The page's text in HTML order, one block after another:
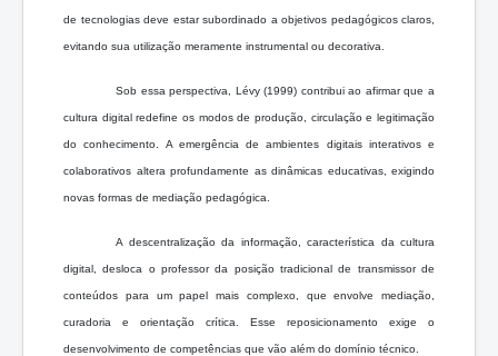
de tecnologias deve estar subordinado a objetivos pedagógicos claros,
evitando sua utilização meramente instrumental ou decorativa.
Sob essa perspectiva, Lévy (1999) contribui ao afirmar que a
cultura digital redefine os modos de produção, circulação e legitimação
do conhecimento. A emergência de ambientes digitais interativos e
colaborativos altera profundamente as dinâmicas educativas, exigindo
novas formas de mediação pedagógica.
A descentralização da informação, característica da cultura
digital, desloca o professor da posição tradicional de transmissor de
conteúdos para um papel mais complexo, que envolve mediação,
curadoria e orientação crítica. Esse reposicionamento exige o
desenvolvimento de competências que vão além do domínio técnico.